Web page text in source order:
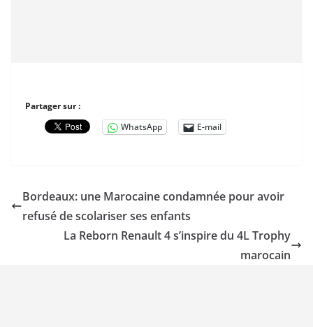
Partager sur :
WhatsApp
E-mail
Bordeaux: une Marocaine condamnée pour avoir
refusé de scolariser ses enfants
La Reborn Renault 4 s’inspire du 4L Trophy
marocain